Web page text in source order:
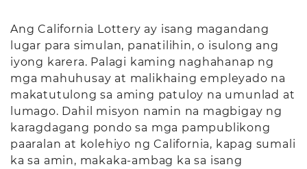
Ang California Lottery ay isang magandang
lugar para simulan, panatilihin, o isulong ang
iyong karera. Palagi kaming naghahanap ng
mga mahuhusay at malikhaing empleyado na
makatutulong sa aming patuloy na umunlad at
lumago. Dahil misyon namin na magbigay ng
karagdagang pondo sa mga pampublikong
paaralan at kolehiyo ng California, kapag sumali
ka sa amin, makaka-ambag ka sa isang